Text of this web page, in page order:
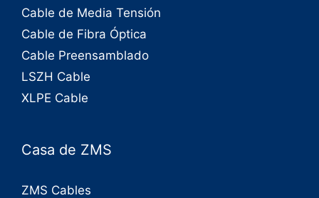
Cable de Media Tensión
Cable de Fibra Óptica
Cable Preensamblado
LSZH Cable
XLPE Cable
Casa de ZMS
ZMS Cables